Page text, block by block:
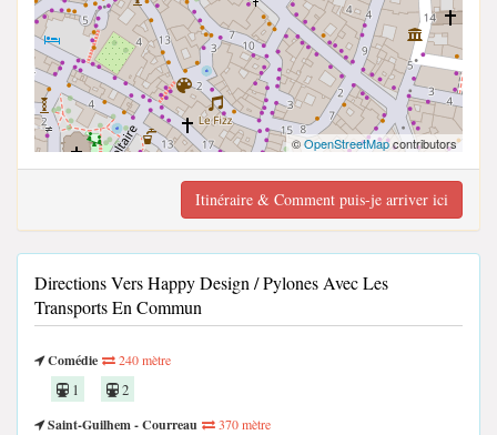
©OpenStreetMapcontributors
Itinéraire & Comment puis-je arriver ici
Directions Vers Happy Design / Pylones Avec Les
Transports En Commun
Comédie 240 mètre
1
2
Saint-Guilhem - Courreau
370 mètre